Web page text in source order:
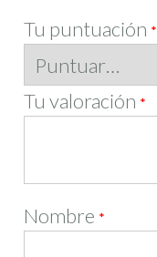
Tu puntuación *
Tu valoración *
Nombre *